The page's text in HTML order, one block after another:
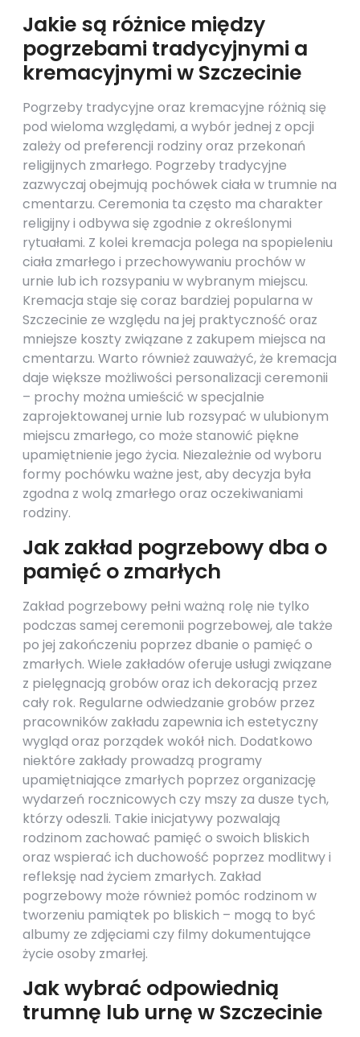
Jakie są różnice między
pogrzebami tradycyjnymi a
kremacyjnymi w Szczecinie
Pogrzeby tradycyjne oraz kremacyjne różnią się
pod wieloma względami, a wybór jednej z opcji
zależy od preferencji rodziny oraz przekonań
religijnych zmarłego. Pogrzeby tradycyjne
zazwyczaj obejmują pochówek ciała w trumnie na
cmentarzu. Ceremonia ta często ma charakter
religijny i odbywa się zgodnie z określonymi
rytuałami. Z kolei kremacja polega na spopieleniu
ciała zmarłego i przechowywaniu prochów w
urnie lub ich rozsypaniu w wybranym miejscu.
Kremacja staje się coraz bardziej popularna w
Szczecinie ze względu na jej praktyczność oraz
mniejsze koszty związane z zakupem miejsca na
cmentarzu. Warto również zauważyć, że kremacja
daje większe możliwości personalizacji ceremonii
– prochy można umieścić w specjalnie
zaprojektowanej urnie lub rozsypać w ulubionym
miejscu zmarłego, co może stanowić piękne
upamiętnienie jego życia. Niezależnie od wyboru
formy pochówku ważne jest, aby decyzja była
zgodna z wolą zmarłego oraz oczekiwaniami
rodziny.
Jak zakład pogrzebowy dba o
pamięć o zmarłych
Zakład pogrzebowy pełni ważną rolę nie tylko
podczas samej ceremonii pogrzebowej, ale także
po jej zakończeniu poprzez dbanie o pamięć o
zmarłych. Wiele zakładów oferuje usługi związane
z pielęgnacją grobów oraz ich dekoracją przez
cały rok. Regularne odwiedzanie grobów przez
pracowników zakładu zapewnia ich estetyczny
wygląd oraz porządek wokół nich. Dodatkowo
niektóre zakłady prowadzą programy
upamiętniające zmarłych poprzez organizację
wydarzeń rocznicowych czy mszy za dusze tych,
którzy odeszli. Takie inicjatywy pozwalają
rodzinom zachować pamięć o swoich bliskich
oraz wspierać ich duchowość poprzez modlitwy i
refleksję nad życiem zmarłych. Zakład
pogrzebowy może również pomóc rodzinom w
tworzeniu pamiątek po bliskich – mogą to być
albumy ze zdjęciami czy filmy dokumentujące
życie osoby zmarłej.
Jak wybrać odpowiednią
trumnę lub urnę w Szczecinie